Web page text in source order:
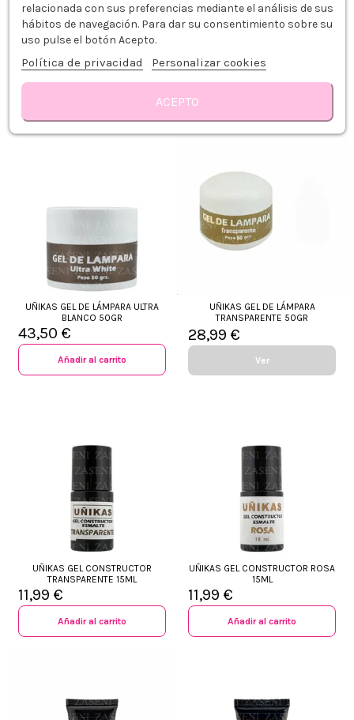
UÑIKAS POLVO ACRÍLICO
TRANSPARENTE 70GR
26,50 € 28,99 €
UÑIKAS GEL DE LÁMPARA ULTRA
BLANCO 50GR
43,50 €
Añadir al carrito
UÑIKAS GEL DE LÁMPARA
TRANSPARENTE 50GR
28,99 €
Ver
UÑIKAS GEL CONSTRUCTOR
TRANSPARENTE 15ML
11,99 €
Añadir al carrito
UÑIKAS GEL CONSTRUCTOR ROSA
15ML
11,99 €
Añadir al carrito
relacionada con sus preferencias mediante el análisis de sus
hábitos de navegación. Para dar su consentimiento sobre su
uso pulse el botón Acepto.
Política de privacidad Personalizar cookies
ACEPTO